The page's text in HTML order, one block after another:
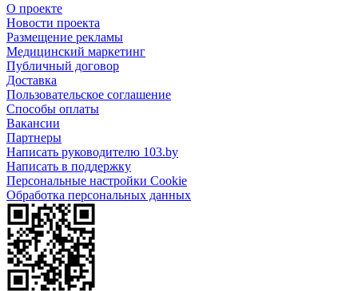
О проекте
Новости проекта
Размещение рекламы
Медицинский маркетинг
Публичный договор
Доставка
Пользовательское соглашение
Способы оплаты
Вакансии
Партнеры
Написать руководителю 103.by
Написать в поддержку
Персональные настройки Cookie
Обработка персональных данных